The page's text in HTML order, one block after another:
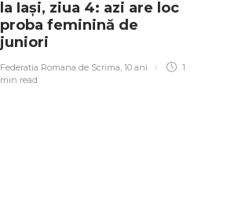
la Iași, ziua 4: azi are loc
proba feminină de
juniori
Federatia Romana de Scrima, 10 ani
1
min read